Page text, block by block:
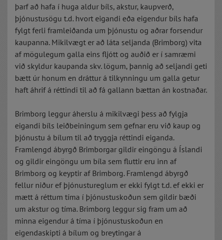
þarf að hafa í huga aldur bíls, akstur, kaupverð,
þjónustusögu t.d. hvort eigandi eða eigendur bíls hafa
fylgt ferli framleiðanda um þjónustu og aðrar forsendur
kaupanna. Mikilvægt er að láta seljanda (Brimborg) vita
af mögulegum galla eins fljótt og auðið er í samræmi
við skyldur kaupanda skv. lögum, þannig að seljandi geti
bætt úr honum en dráttur á tilkynningu um galla getur
haft áhrif á réttindi til að fá gallann bættan án kostnaðar.
Brimborg leggur áherslu á mikilvægi þess að fylgja
eigandi bíls leiðbeiningum sem gefnar eru við kaup og
þjónustu á bílum til að tryggja réttindi eiganda.
Framlengd ábyrgð Brimborgar gildir eingöngu á Íslandi
og gildir eingöngu um bíla sem fluttir eru inn af
Brimborg og keyptir af Brimborg. Framlengd ábyrgð
fellur niður ef þjónustureglum er ekki fylgt t.d. ef ekki er
mætt á réttum tíma í þjónustuskoðun sem gildir bæði
um akstur og tíma. Brimborg leggur sig fram um að
minna eigendur á tíma í þjónustuskoðun en
eigendaskipti á bílum og breytingar á